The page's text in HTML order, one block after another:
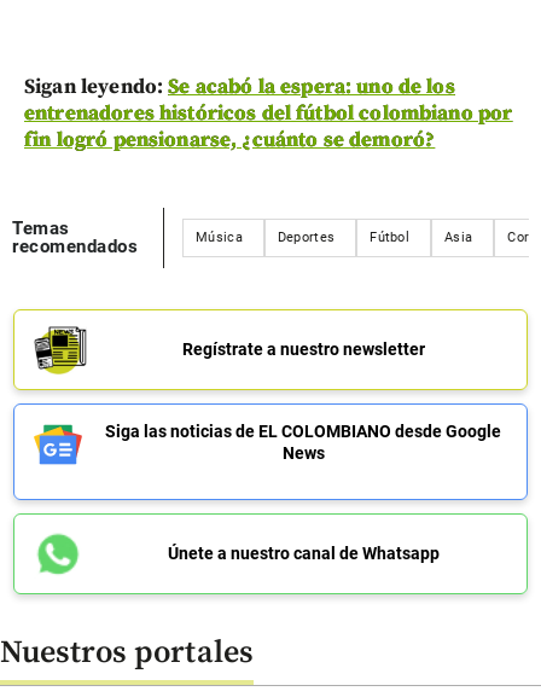
Sigan leyendo:Se acabó la espera: uno de los
entrenadores históricos del fútbol colombiano por
fin logró pensionarse, ¿cuánto se demoró?
Temas
recomendados
Música Deportes Fútbol Asia
Regístrate a nuestro newsletter
Siga las noticias de EL COLOMBIANO desde Google
News
Únete a nuestro canal de Whatsapp
Nuestros portales